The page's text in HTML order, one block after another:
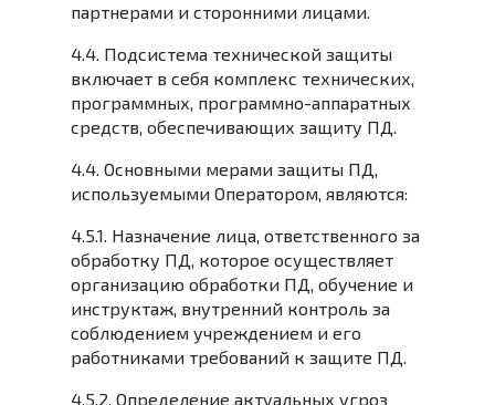
партнерами и сторонними лицами.
4.4. Подсистема технической защиты
включает в себя комплекс технических,
программных, программно-аппаратных
средств, обеспечивающих защиту ПД.
4.4. Основными мерами защиты ПД,
используемыми Оператором, являются:
4.5.1. Назначение лица, ответственного за
обработку ПД, которое осуществляет
организацию обработки ПД, обучение и
инструктаж, внутренний контроль за
соблюдением учреждением и его
работниками требований к защите ПД.
4.5.2. Определение актуальных угроз